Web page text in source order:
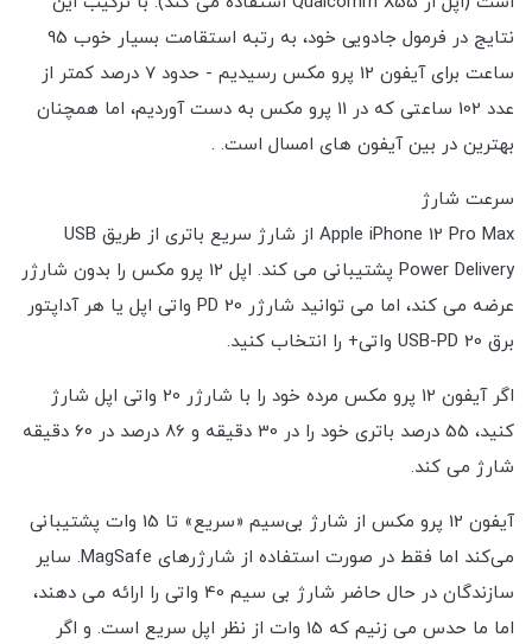
نتایج در فرمول جادویی خود، به رتبه استقامت بسیار خوب 95
ساعت برای آیفون 12 پرو مکس رسیدیم - حدود 7 درصد کمتر از
عدد 102 ساعتی که در 11 پرو مکس به دست آوردیم، اما همچنان
بهترین در بین آیفون های امسال است. .
سرعت شارژ
Apple iPhone 12 Pro Max از شارژ سریع باتری از طریق USB
Power Delivery پشتیبانی می کند. اپل 12 پرو مکس را بدون شارژر
عرضه می کند، اما می توانید شارژر PD 20 واتی اپل یا هر آداپتور
برق USB-PD 20 واتی+ را انتخاب کنید.
اگر آیفون 12 پرو مکس مرده خود را با شارژر 20 واتی اپل شارژ
کنید، 55 درصد باتری خود را در 30 دقیقه و 86 درصد در 60 دقیقه
شارژ می کند.
آیفون 12 پرو مکس از شارژ بی‌سیم «سریع» تا 15 وات پشتیبانی
می‌کند اما فقط در صورت استفاده از شارژرهای MagSafe. سایر
سازندگان در حال حاضر شارژ بی سیم 40 واتی را ارائه می دهند،
اما ما حدس می زنیم که 15 وات از نظر اپل سریع است. و اگر